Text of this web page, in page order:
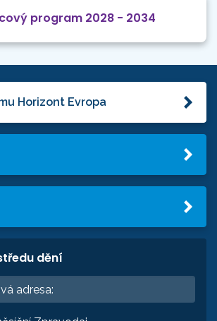
program 2028 - 2034
Horizont Evropa
dění